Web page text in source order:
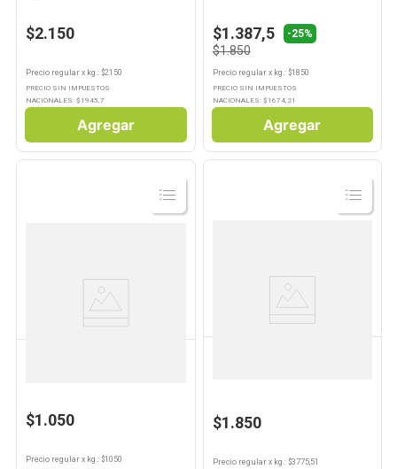
$2.150
Precio regular x kg.: $2150
PRECIO SIN IMPUESTOS
NACIONALES: $ 1945,7
Agregar
$1.387,5 -25%
$1.850
Precio regularx kg.: $1850
PRECIO SIN IMPUESTOS
NACIONALES: $ 1674,21
Agregar
Ver
Producto
$1.050
Precio regular x kg. : $1050
Ver
Producto
$1.850
Precio regularx kg.: $3775,51